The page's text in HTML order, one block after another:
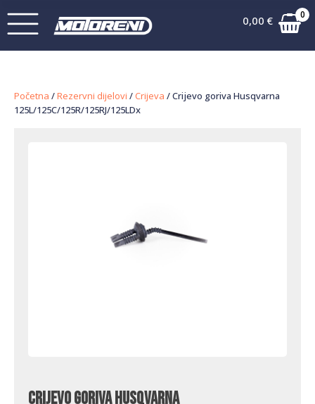
0,00 € 0
Početna /Rezervni dijelovi / Crijeva / Crijevo goriva Husqvarna
125L/125C/125R/125RJ/125LDx
Crijevo goriva Husqvarna